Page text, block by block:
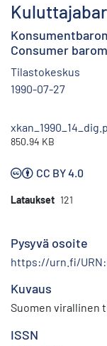
Consumer
Tilastokeskus
1990-07-27
850.94 KB
CC BY 4.0
Lataukset 121
Pysyvä osoite
https://urn.fi/
Kuvaus
Suomen virallinen
ISSN